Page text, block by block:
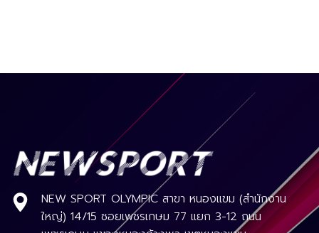
NEW SPORT OLYMPIC สาขา หนองแขม (สำนักงาน
ใหญ่) 14/15 ซอยเพชรเกษม 77 แยก 3-12 ถนน